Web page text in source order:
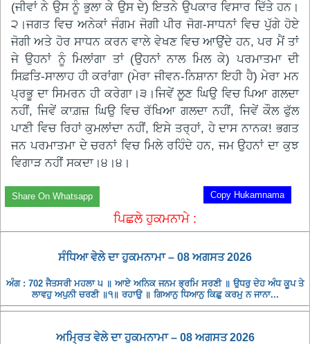
(ਜੀਵਾਂ ਨੇ ਉਸ ਨੂੰ ਭੁਲਾ ਕੇ ਉਸ ਦੇ) ਇਤਨੇ ਉਪਕਾਰ ਵਿਸਾਰ ਦਿੱਤੇ ਹਨ।
੨।ਜਗਤ ਵਿਚ ਅਨੇਕਾਂ ਜੰਗਮ ਜੋਗੀ ਪੀਰ ਜੋਗ-ਸਾਧਨਾਂ ਵਿਚ ਪੁੱਗੇ ਹੋਏ
ਜੋਗੀ ਅਤੇ ਹੋਰ ਸਾਧਨ ਕਰਨ ਵਾਲੇ ਵੇਖਣ ਵਿਚ ਆਉਂਦੇ ਹਨ, ਪਰ ਮੈਂ ਤਾਂ
ਜੇ ਉਹਨਾਂ ਨੂੰ ਮਿਲਾਂਗਾ ਤਾਂ (ਉਹਨਾਂ ਨਾਲ ਮਿਲ ਕੇ) ਪਰਮਾਤਮਾ ਦੀ
ਸਿਫ਼ਤਿ-ਸਾਲਾਹ ਹੀ ਕਰਾਂਗਾ (ਮੇਰਾ ਜੀਵਨ-ਨਿਸ਼ਾਨਾ ਇਹੀ ਹੈ) ਮੇਰਾ ਮਨ
ਪ੍ਰਭੂ ਦਾ ਸਿਮਰਨ ਹੀ ਕਰੇਗਾ।੩।ਜਿਵੇਂ ਲੂਣ ਘਿਉ ਵਿਚ ਪਿਆ ਗਲਦਾ
ਨਹੀਂ, ਜਿਵੇਂ ਕਾਗ਼ਜ਼ ਘਿਉ ਵਿਚ ਰੱਖਿਆ ਗਲਦਾ ਨਹੀਂ, ਜਿਵੇਂ ਕੌਲ ਫੁੱਲ
ਪਾਣੀ ਵਿਚ ਰਿਹਾਂ ਕੁਮਲਾਂਦਾ ਨਹੀਂ, ਇਸੇ ਤਰ੍ਹਾਂ, ਹੇ ਦਾਸ ਨਾਨਕ! ਭਗਤ
ਜਨ ਪਰਮਾਤਮਾ ਦੇ ਚਰਨਾਂ ਵਿਚ ਮਿਲੇ ਰਹਿੰਦੇ ਹਨ, ਜਮ ਉਹਨਾਂ ਦਾ ਕੁਝ
ਵਿਗਾੜ ਨਹੀਂ ਸਕਦਾ।੪।੪।
Copy Hukamnama
Share On Whatsapp
ਪਿਛਲੇ ਹੁਕਮਨਾਮੇ :
ਸੰਧਿਆ ਵੇਲੇ ਦਾ ਹੁਕਮਨਾਮਾ – 08 ਅਗਸਤ 2026
ਅੰਗ : 702 ਜੈਤਸਰੀ ਮਹਲਾ ੫ ॥ ਆਏ ਅਨਿਕ ਜਨਮ ਭ੍ਰਮਿ ਸਰਣੀ ॥ ਉਧਰੁ ਦੇਹ ਅੰਧ ਕੂਪ ਤੇ
ਲਾਵਹੁ ਅਪੁਨੀ ਚਰਣੀ ॥੧॥ ਰਹਾਉ ॥ ਗਿਆਨੁ ਧਿਆਨੁ ਕਿਛੁ ਕਰਮੁ ਨ ਜਾਨਾ...
ਅਮ੍ਰਿਤ ਵੇਲੇ ਦਾ ਹੁਕਮਨਾਮਾ – 08 ਅਗਸਤ 2026